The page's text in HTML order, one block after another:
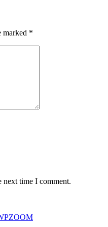
marked *
next time I comment.